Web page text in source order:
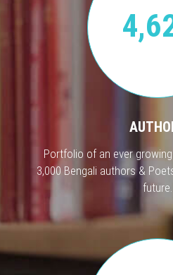
Portfolio of an ever
3,000 Bengali authors &
future.